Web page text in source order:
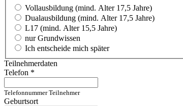
Vollausbildung (mind. Alter 17,5 Jahre)
Dualausbildung (mind. Alter 17,5 Jahre)
L17 (mind. Alter 15,5 Jahre)
nur Grundwissen
Ich entscheide mich später
Teilnehmerdaten
Telefon *
Telefonnummer Teilnehmer
Geburtsort